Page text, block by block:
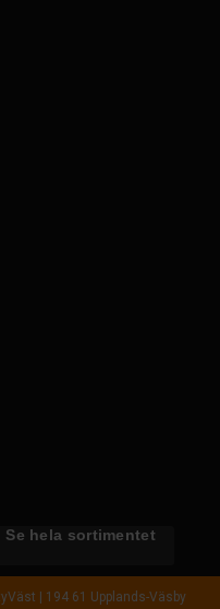
Se hela sortimentet
| 194 61 Upplands-Väsby